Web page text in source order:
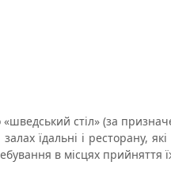
стіл» (за
їдальні і ресторану,
в місцях прийняття